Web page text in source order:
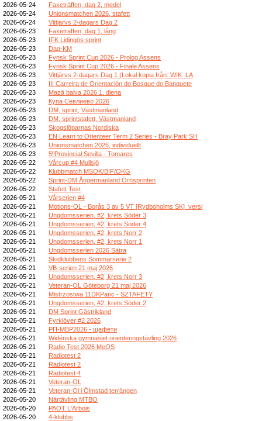
2026-05-24
Faxeträffen, dag 2, medel
2026-05-24
Unionsmatchen 2026, stafett
2026-05-24
Vittjärvs 2-dagars Dag 2
2026-05-23
Faxeträffen, dag 1, lång
2026-05-23
IFK Lidingös sprint
2026-05-23
Dag-KM
2026-05-23
Fynsk Sprint Cup 2026 - Prolog Assens
2026-05-23
Fynsk Sprint Cup 2026 - Finale Assens
2026-05-23
Vittjärvs 2-dagars Dag 1 (Lokal kopia från: WIK_LA
2026-05-23
III Carreira de Orientación do Bosque do Banquete
2026-05-23
Mazā balva 2026 1. diena
2026-05-23
Купа Севлиево 2026
2026-05-23
DM, sprint, Västmanland
2026-05-23
DM, sprintstafett, Västmanland
2026-05-23
Skogslöparnas Nordiska
2026-05-23
EN Learn to Orienteer Term 2 Series - Bray Park SH
2026-05-23
Unionsmatchen 2026, individuellt
2026-05-23
5ºProvincial Sevilla - Tomares
2026-05-22
Vårcup #4 Mullsjö
2026-05-22
Klubbmatch MSOK/BIF/OKG
2026-05-22
Sprint-DM Ångermanland Örnsprinten
2026-05-22
Stafett Test
2026-05-21
Vårserien #4
2026-05-21
Motions-OL - Borås 3 av 5 VT [Rydboholms SK]_versi
2026-05-21
Ungdomsserien, #2, krets Söder 3
2026-05-21
Ungdomsserien, #2, krets Söder 4
2026-05-21
Ungdomsserien, #2, krets Norr 2
2026-05-21
Ungdomsserien, #2, krets Norr 1
2026-05-21
Ungdomsserien 2026 Sätra
2026-05-21
Skidklubbens Sommarserie 2
2026-05-21
VB-serien 21 maj 2026
2026-05-21
Ungdomsserien, #2, krets Norr 3
2026-05-21
Veteran-OL Göteborg 21 maj 2026
2026-05-21
Mistrzostwa 11DKPanc - SZTAFETY
2026-05-21
Ungdomsserien, #2, krets Söder 2
2026-05-21
DM Sprint Gästrikland
2026-05-21
Fyrklöver #2 2026
2026-05-21
РП-МВР2026 - щафети
2026-05-21
Widénska gymnasiet orienteringstävling 2026
2026-05-21
Radio Test 2026 MeOS
2026-05-21
Radiotest 2
2026-05-21
Radiotest 2
2026-05-21
Radiotest 4
2026-05-21
Veteran-OL
2026-05-21
Veteran-Ol i Ölmstad terrängen
2026-05-20
Närtävling MTBO
2026-05-20
PAOT L'Arbois
2026-05-20
4-klubbs